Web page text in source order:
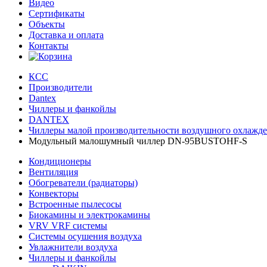
Видео
Сертификаты
Объекты
Доставка и оплата
Контакты
КСС
Производители
Dantex
Чиллеры и фанкойлы
DANTEX
Чиллеры малой производительности воздушного
Модульный малошумный чиллер DN-95BUSTOHF-S
Кондиционеры
Вентиляция
Обогреватели (радиаторы)
Конвекторы
Встроенные пылесосы
Биокамины и электрокамины
VRV VRF системы
Системы осушения воздуха
Увлажнители воздуха
Чиллеры и фанкойлы